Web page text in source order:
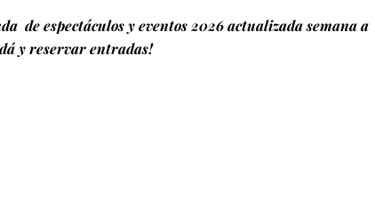
de espectáculos y eventos 2026 actualizada semana a
y reservar entradas!